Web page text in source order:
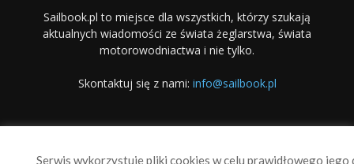
Sailbook.pl to miejsce dla wszystkich, którzy szukają
aktualnych wiadomości ze świata żeglarstwa, świata
motorowodniactwa i nie tylko.
Skontaktuj się z nami: info@sailbook.pl
Serwis wykorzystuje pliki cookies w celu prawidłowego